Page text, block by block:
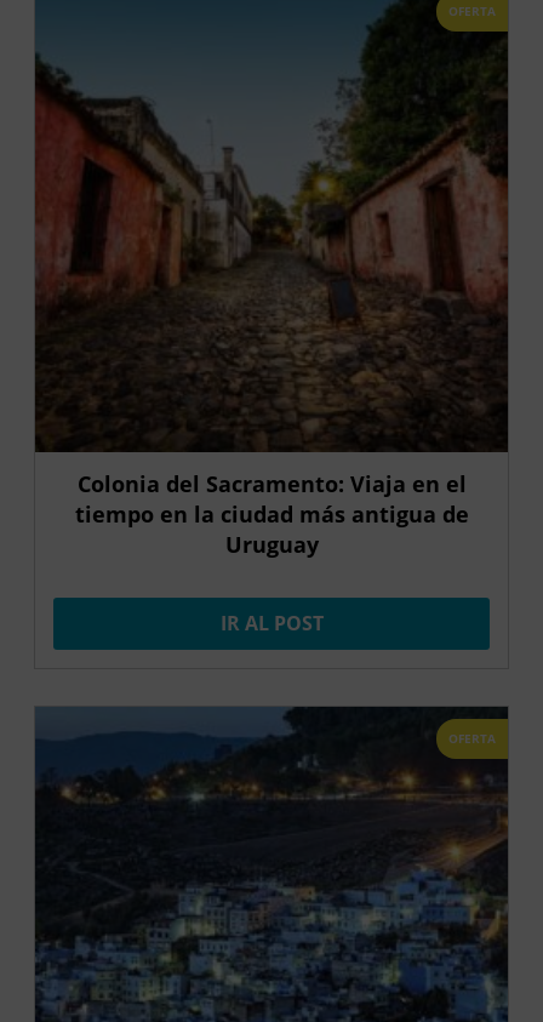
OFERTA
Colonia del Sacramento: Viaja en el
tiempo en la ciudad más antigua de
Uruguay
IR AL POST
OFERTA